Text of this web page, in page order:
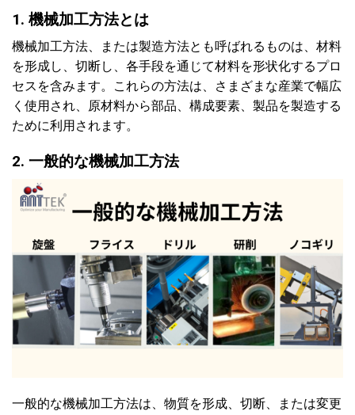
1. 機械加工方法とは
機械加工方法、または製造方法とも呼ばれるものは、材料
を形成し、切断し、各手段を通じて材料を形状化するプロ
セスを含みます。これらの方法は、さまざまな産業で幅広
く使用され、原材料から部品、構成要素、製品を製造する
ために利用されます。
2. 一般的な機械加工方法
一般的な機械加工方法は、物質を形成、切断、または変更